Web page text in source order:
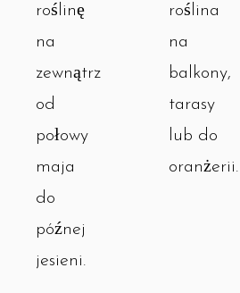
roślinę
na
zewnątrz
od
połowy
maja
do
późnej
jesieni.
roślina
na
balkony,
tarasy
lub do
oranżerii.